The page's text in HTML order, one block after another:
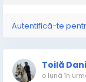
Autentifică-te
Toilă
o lună în